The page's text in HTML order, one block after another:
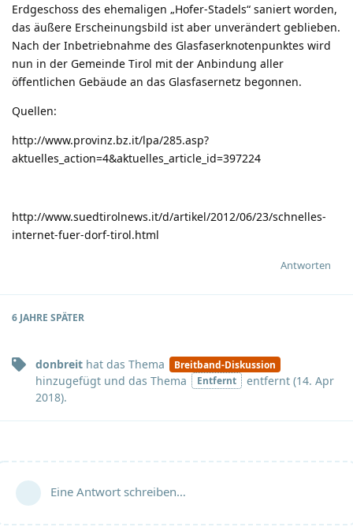
Erdgeschoss des ehemaligen „Hofer-Stadels“ saniert worden,
das äußere Erscheinungsbild ist aber unverändert geblieben.
Nach der Inbetriebnahme des Glasfaserknotenpunktes wird
nun in der Gemeinde Tirol mit der Anbindung aller
öffentlichen Gebäude an das Glasfasernetz begonnen.
Quellen:
http://www.provinz.bz.it/lpa/285.asp?
aktuelles_action=4&aktuelles_article_id=397224
http://www.suedtirolnews.it/d/artikel/2012/06/23/schnelles-
internet-fuer-dorf-tirol.html
Antworten
6 JAHRE SPÄTER
donbreit hat das Thema Breitband-Diskussion
hinzugefügt und das Thema Entfernt entfernt (14. Apr
2018).
Eine Antwort schreiben…